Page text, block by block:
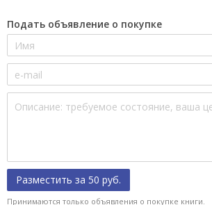
Подать объявление о покупке
Разместить за 50 руб.
Принимаются только объявления о покупке книги.